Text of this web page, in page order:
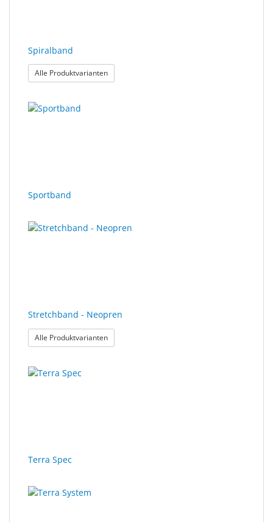
Spiralband
Alle Produktvarianten: Spiralband
Sportband
Stretchband - Neopren
Alle Produktvarianten: Stretchband - Neopren
Terra Spec